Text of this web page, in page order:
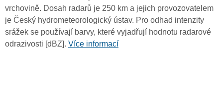
vrchovině. Dosah radarů je 250 km a jejich provozovatelem
je Český hydrometeorologický ústav. Pro odhad intenzity
srážek se používají barvy, které vyjadřují hodnotu radarové
odrazivosti [dBZ]. Více informací